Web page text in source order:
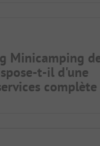
Minicamping
t-il d'une
complète